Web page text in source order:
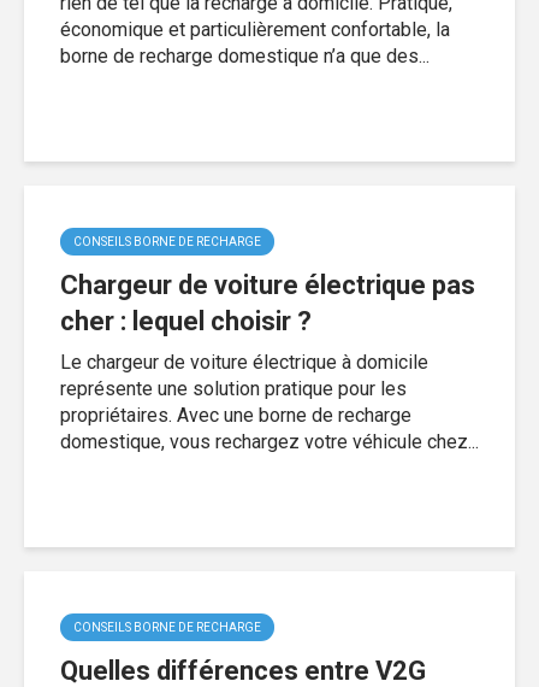
économique et particulièrement confortable, la
borne de recharge domestique n’a que des...
CONSEILS BORNE DE RECHARGE
Chargeur de voiture électrique pas
cher : lequel choisir ?
Le chargeur de voiture électrique à domicile
représente une solution pratique pour les
propriétaires. Avec une borne de recharge
domestique, vous rechargez votre véhicule chez...
CONSEILS BORNE DE RECHARGE
Quelles différences entre V2G